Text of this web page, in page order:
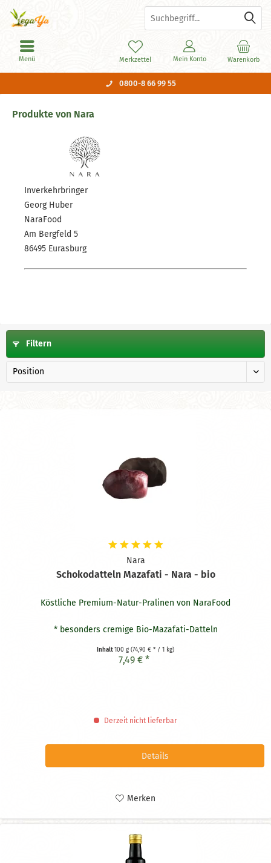
0800-8 66 99 55
Warenkorb
Merkzettel Mein Konto
Menü
Produkte von Nara
Inverkehrbringer
Georg Huber
NaraFood
Am Bergfeld 5
86495 Eurasburg
Filtern
Nara
Schokodatteln Mazafati - Nara - bio
Köstliche Premium-Natur-Pralinen von NaraFood
* besonders cremige Bio-Mazafati-Datteln
* umhüllt mit roher Bio-Kakaomasse
Inhalt100 g(74,90 € * / 1 kg)
7,49 € *
Derzeit nicht lieferbar
Details
Merken